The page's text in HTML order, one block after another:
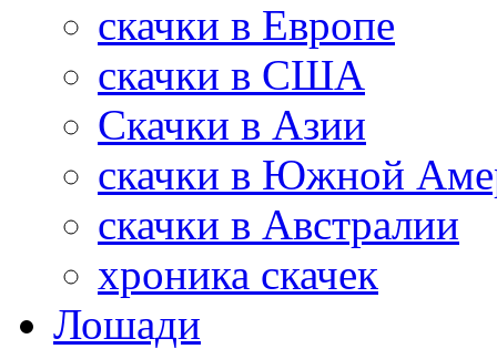
скачки в Европе
скачки в США
Скачки в Азии
скачки в Южной
скачки в Австралии
хроника скачек
Лошади